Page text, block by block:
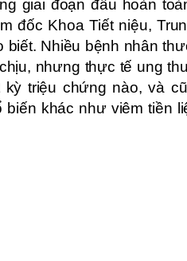
giai đoạn đầu hoàn
đốc Khoa Tiết niệu,
Nhiều bệnh nhân
nhưng thực tế ung
triệu chứng nào, và
biến khác như viêm tiền